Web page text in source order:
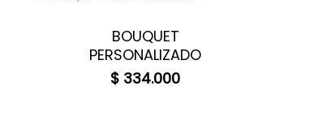
BOUQUET
PERSONALIZADO
$ 334.000